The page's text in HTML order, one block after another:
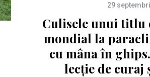
29
Culisele unui titlu
mondial la
cu mâna în
lecție de curaj